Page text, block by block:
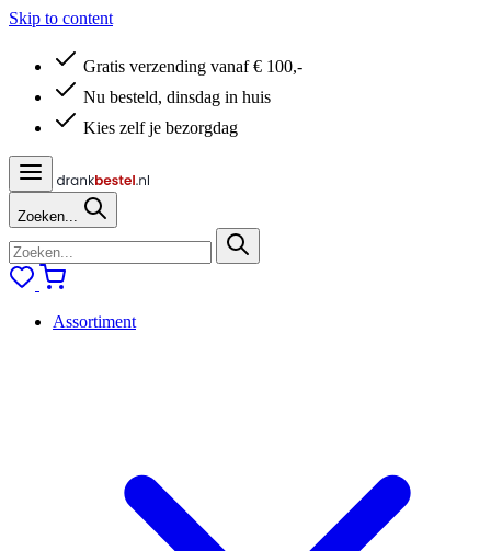
Skip to content
Gratis verzending vanaf € 100,-
Nu besteld, dinsdag in huis
Kies zelf je bezorgdag
Zoeken...
Assortiment